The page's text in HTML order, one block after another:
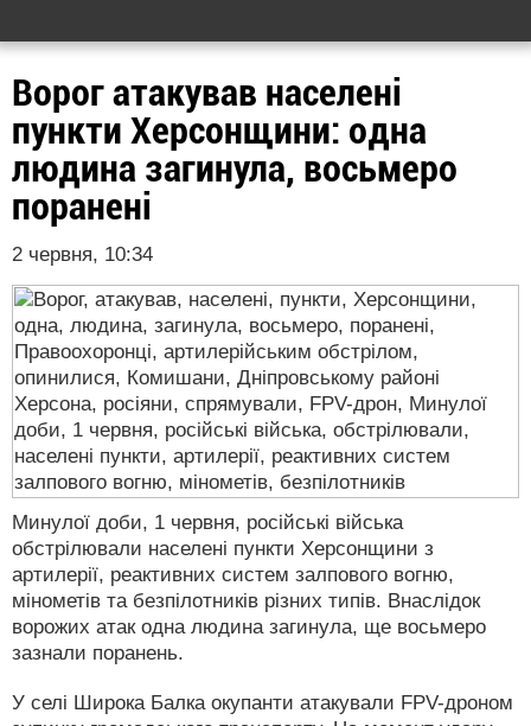
Ворог атакував населені
пункти Херсонщини: одна
людина загинула, восьмеро
поранені
2 червня, 10:34
Минулої доби, 1 червня, російські війська
обстрілювали населені пункти Херсонщини з
артилерії, реактивних систем залпового вогню,
мінометів та безпілотників різних типів. Внаслідок
ворожих атак одна людина загинула, ще восьмеро
зазнали поранень.
У селі Широка Балка окупанти атакували FPV-дроном